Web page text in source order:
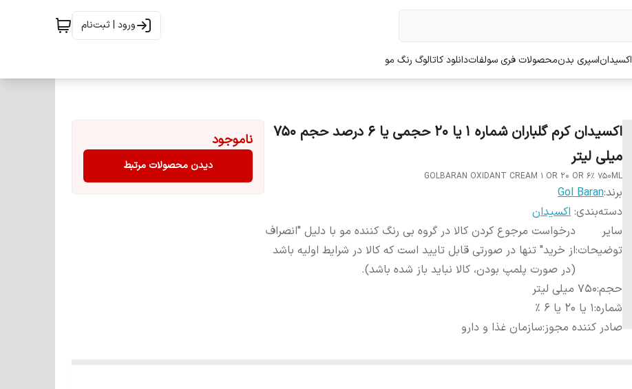
ورود | ثبت‌نام
اکسیداناسپری بدنمحصولات فری سولفاتدانلود کاتالوگ رنگ مو
اکسیدان کرم گلباران شماره 1 یا 20 حجمی یا 6 درصد حجم 750
میلی لیتر
GOLBARAN OXIDANT CREAM 1 OR 20 OR 6% 750ML
برند:Gol Baran
دسته‌بندی: اکسیدان
سایر
توضیحات:
درخواست مرجوع کردن کالا در گروه بی رنگ کننده مو با دلیل "انصراف
از خرید" تنها در صورتی قابل تایید است که کالا در شرایط اولیه باشد
(در صورت پلمپ بودن، کالا نباید باز شده باشد).
حجم:750 میلی لیتر
شماره:1 یا 20 یا 6 %
صادر کننده مجوز:سازمان غذا و دارو
ناموجود
دیدن محصولات مرتبط